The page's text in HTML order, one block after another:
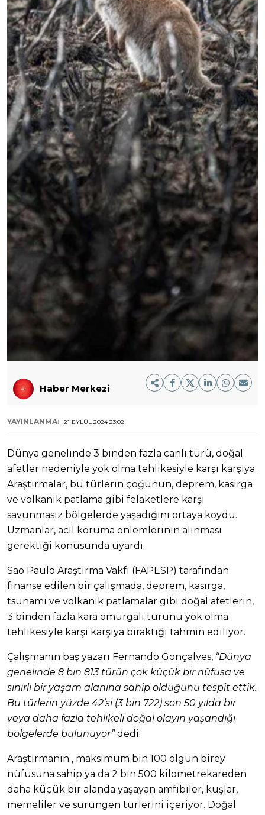
Haber Merkezi
YAYINLANMA: 21 EYLÜL 2024 23:02
Dünya genelinde 3 binden fazla canlı türü, doğal
afetler nedeniyle yok olma tehlikesiyle karşı karşıya.
Araştırmalar, bu türlerin çoğunun, deprem, kasırga
ve volkanik patlama gibi felaketlere karşı
savunmasız bölgelerde yaşadığını ortaya koydu.
Uzmanlar, acil koruma önlemlerinin alınması
gerektiği konusunda uyardı.
Sao Paulo Araştırma Vakfı (FAPESP) tarafından
finanse edilen bir çalışmada, deprem, kasırga,
tsunami ve volkanik patlamalar gibi doğal afetlerin,
3 binden fazla kara omurgalı türünü yok olma
tehlikesiyle karşı karşıya bıraktığı tahmin ediliyor.
Çalışmanın baş yazarı Fernando Gonçalves, “Dünya
genelinde 8 bin 813 türün çok küçük bir nüfusa ve
sınırlı bir yaşam alanına sahip olduğunu tespit ettik.
Bu türlerin yüzde 42’si (3 bin 722) son 50 yılda bir
veya daha fazla tehlikeli doğal olayın yaşandığı
bölgelerde bulunuyor”dedi.
Araştırmanın , maksimum bin 100 olgun birey
nüfusuna sahip ya da 2 bin 500 kilometrekareden
daha küçük bir alanda yaşayan amfibiler, kuşlar,
memeliler ve sürüngen türlerini içeriyor. Doğal